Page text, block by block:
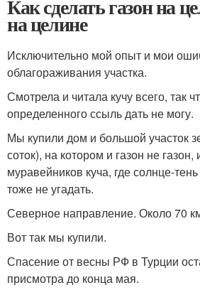
Как сделать газон на
на целине
Исключительно мой опыт и мои
облагораживания участка.
Смотрела и читала кучу всего, так
определенного ссыль дать не могу.
Мы купили дом и большой участок
соток), на котором и газон не
муравейников куча, где солнце-
тоже не угадать.
Северное направление. Около 70
Вот так мы купили.
Спасение от весны РФ в Турции
присмотра до конца мая.